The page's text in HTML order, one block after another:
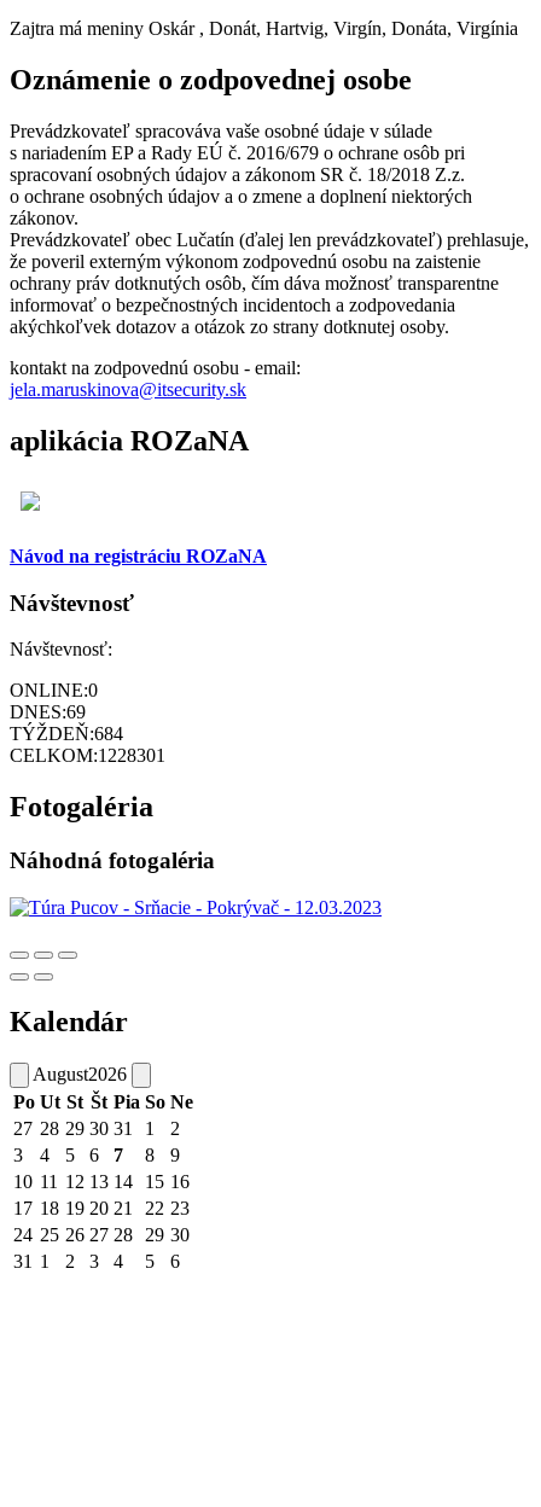
Zajtra má meniny Oskár , Donát, Hartvig, Virgín, Donáta, Virgínia
Oznámenie o zodpovednej osobe
Prevádzkovateľ spracováva vaše osobné údaje v súlade
s nariadením EP a Rady EÚ č. 2016/679 o ochrane osôb pri
spracovaní osobných údajov a zákonom SR č. 18/2018 Z.z.
o ochrane osobných údajov a o zmene a doplnení niektorých
zákonov.
Prevádzkovateľ obec Lučatín (ďalej len prevádzkovateľ) prehlasuje,
že poveril externým výkonom zodpovednú osobu na zaistenie
ochrany práv dotknutých osôb, čím dáva možnosť transparentne
informovať o bezpečnostných incidentoch a zodpovedania
akýchkoľvek dotazov a otázok zo strany dotknutej osoby.
kontakt na zodpovednú osobu - email:
jela.maruskinova@itsecurity.sk
aplikácia ROZaNA
Návod na registráciu ROZaNA
Návštevnosť
Návštevnosť:
ONLINE:0
DNES:69
TÝŽDEŇ:684
CELKOM:1228301
Fotogaléria
Náhodná fotogaléria
Kalendár
August2026
Po Ut St Št Pia So Ne
27 28 29 30 31 1
2
3
4 5 6 7 8
9
10 11 12 13 14 15 16
17 18 19 20 21 22 23
24 25 26 27 28 29 30
31 1 2 3 4 5 6